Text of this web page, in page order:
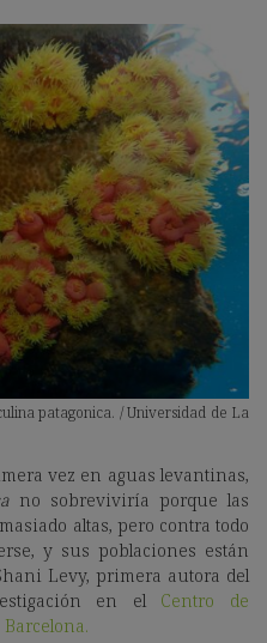
patagonica. / Universidad de La
vez en aguas levantinas,
no sobreviviría porque las
altas, pero contra todo
y sus poblaciones están
Levy, primera autora del
en el Centro de